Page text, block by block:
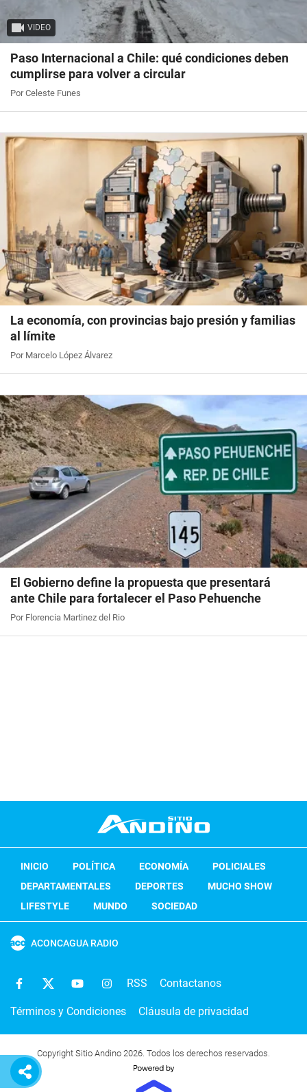
VIDEO
Paso Internacional a Chile: qué condiciones deben
cumplirse para volver a circular
Por Celeste Funes
La economía, con provincias bajo presión y familias
al límite
Por Marcelo López Álvarez
El Gobierno define la propuesta que presentará
ante Chile para fortalecer el Paso Pehuenche
Por Florencia Martinez del Rio
INICIO POLÍTICA ECONOMÍA
POLICIALES
DEPARTAMENTALES
DEPORTES
MUCHO SHOW
LIFESTYLE
MUNDO SOCIEDAD
ACONCAGUA RADIO
RSS Contactanos
Términos y Condiciones Cláusula de privacidad
Copyright Sitio Andino 2026. Todos los derechos reservados.